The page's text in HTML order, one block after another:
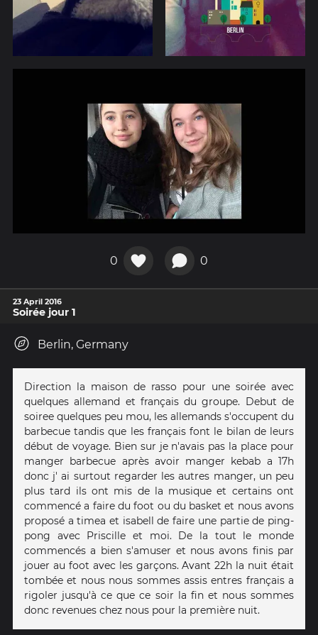
0 0
23 April 2016
Soirée jour 1
Berlin, Germany
Direction la maison de rasso pour une soirée avec
quelques allemand et français du groupe. Debut de
soiree quelques peu mou, les allemands s'occupent du
barbecue tandis que les français font le bilan de leurs
début de voyage. Bien sur je n'avais pas la place pour
manger barbecue après avoir manger kebab a 17h
donc j' ai surtout regarder les autres manger, un peu
plus tard ils ont mis de la musique et certains ont
commencé a faire du foot ou du basket et nous avons
proposé a timea et isabell de faire une partie de ping-
pong avec Priscille et moi. De la tout le monde
commencés a bien s'amuser et nous avons finis par
jouer au foot avec les garçons. Avant 22h la nuit était
tombée et nous nous sommes assis entres français a
rigoler jusqu'à ce que ce soir la fin et nous sommes
donc revenues chez nous pour la première nuit.